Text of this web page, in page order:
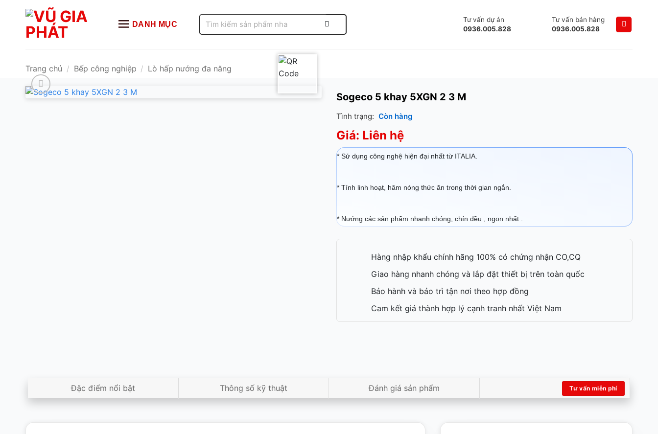
DANH MỤC
kiếm:
Tư vấn dự án
0936.005.828
Tư vấn bán hàng
0936.005.828
Trang chủ / Bếp công nghiệp / Lò hấp nướng đa năng
Sogeco 5 khay 5XGN 2 3 M
Tình trạng: Còn hàng
Giá: Liên hệ
* Sử dụng công nghệ hiện đại nhất từ ITALIA.
* Tính linh hoạt, hâm nóng thức ăn trong thời gian ngắn.
* Nướng các sản phẩm nhanh chóng, chín đều , ngon nhất .
Hàng nhập khẩu chính hãng 100% có chứng nhận CO,CQ
Giao hàng nhanh chóng và lắp đặt thiết bị trên toàn quốc
Bảo hành và bảo trì tận nơi theo hợp đồng
Cam kết giá thành hợp lý cạnh tranh nhất Việt Nam
Đặc điểm nổi bật Thông số kỹ thuật Đánh giá sản phẩm Tư vấn miễn phí